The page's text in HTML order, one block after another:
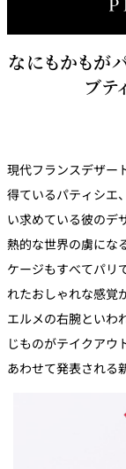
レス
トラ
ン＆
バー
中国料理
リブルーム
日本料理
千羽鶴＜
なだ万本店 山
茶花荘＜
SAZANKA-SO
＞
なにもかもが
ブテ
現代フランスデザー
得ているパティシエ
い求めている彼のデ
熱的な世界の虜にな
ケージもすべてパリ
れたおしゃれな感覚
エルメの右腕といわ
じものがテイクアウ
あわせて発表される